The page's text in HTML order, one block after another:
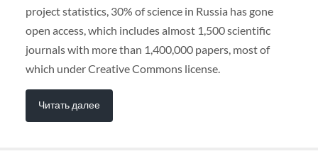
project statistics, 30% of science in Russia has gone
open access, which includes almost 1,500 scientific
journals with more than 1,400,000 papers, most of
which under Creative Commons license.
Читать далее